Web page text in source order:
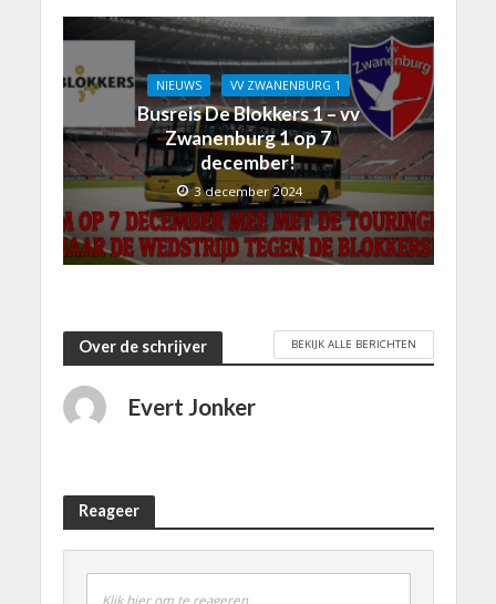
NIEUWS VV ZWANENBURG 1
Busreis De Blokkers 1 – vv
Zwanenburg 1 op 7
december!
3 december 2024
Over de schrijver BEKIJK ALLE BERICHTEN
Evert Jonker
Reageer
Klik hier om te reageren